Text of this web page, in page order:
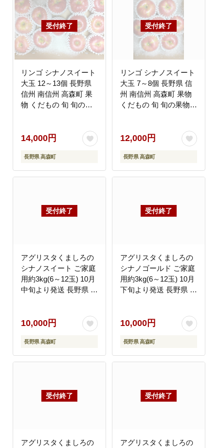
リンゴ シナノスイート
大玉 12～13個 長野県
信州 南信州 高森町 果
物 くだもの 旬 旬の果
14,000円
長野県 高森町
リンゴ シナノスイート
大玉 7～8個 長野県 信
州 南信州 高森町 果物
くだもの 旬 旬の果物
12,000円
長野県 高森町
アグリスタくましろの
シナノスイート ご家庭
用約3kg(6～12玉) 10月
中旬より発送 長野県 信
旬のりんご 訳あり アグ
10,000円
長野県 高森町
アグリスタくましろの
シナノゴールド ご家庭
用約3kg(6～12玉) 10月
下旬より発送 長野県 信
旬のりんご 訳あり アグ
10,000円
長野県 高森町
アグリスタくましろの
アグリスタくましろの